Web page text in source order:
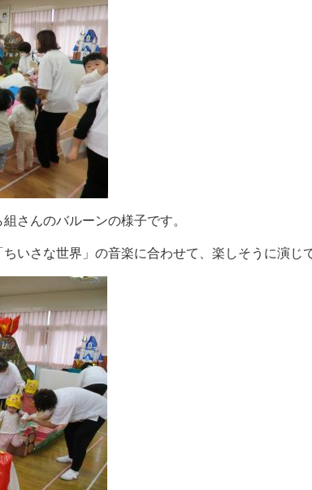
さんのバルーンの様子です。
いさな世界」の音楽に合わせて、楽しそうに演じ